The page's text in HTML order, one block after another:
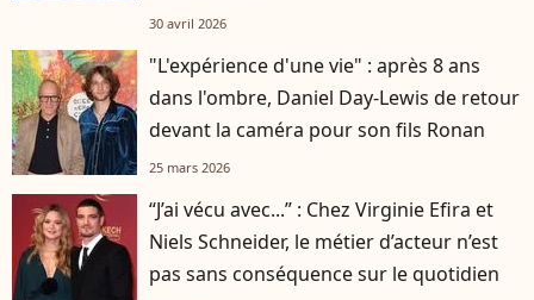
30 avril 2026
"L'expérience d'une vie" : après 8 ans
dans l'ombre, Daniel Day-Lewis de retour
devant la caméra pour son fils Ronan
25 mars 2026
“J’ai vécu avec...” : Chez Virginie Efira et
Niels Schneider, le métier d’acteur n’est
pas sans conséquence sur le quotidien